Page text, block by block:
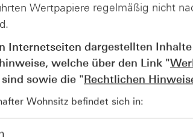
AUGUST
07
Wie lange
07.08.26
Wertpapiere regelmäßig nicht
Internetseiten dargestellten
welche über den Link "
sowie die "Rechtlichen
Wohnsitz befindet sich in: